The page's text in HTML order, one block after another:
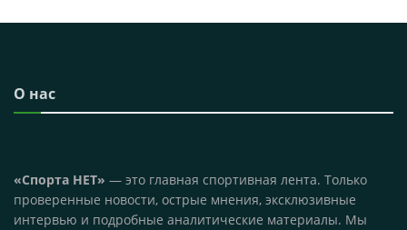
О нас
«Спорта НЕТ» — это главная спортивная лента. Только
проверенные новости, острые мнения, эксклюзивные
интервью и подробные аналитические материалы. Мы